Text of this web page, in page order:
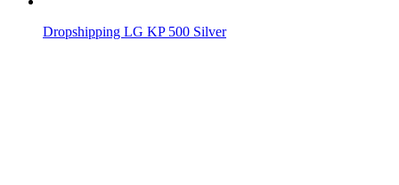
Dropshipping LG KP 500 Silver